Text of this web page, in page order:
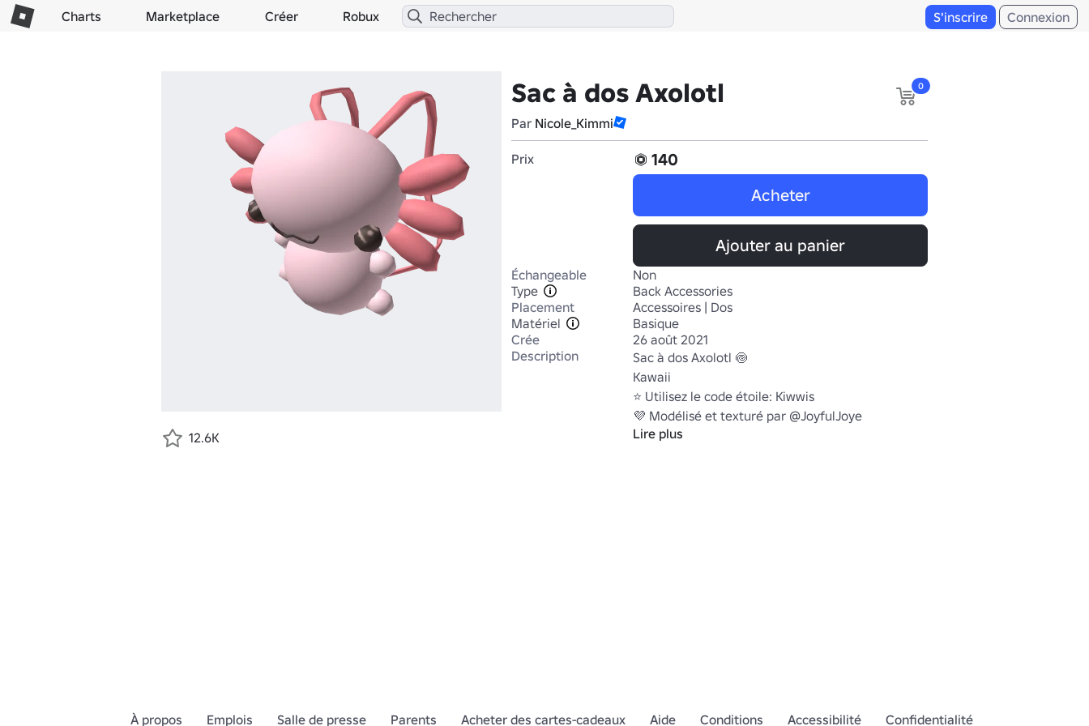
Charts Marketplace Créer Robux S'inscrire Connexion
Sac à dos Axolotl
Par Nicole_Kimmi
0
Prix
140
Acheter
Ajouter au panier
Échangeable
Non
Type
Back Accessories
Placement
Accessoires | Dos
Matériel
Basique
Crée
26 août 2021
Description
Sac à dos Axolotl 🍥
Kawaii
⭐ Utilisez le code étoile: Kiwwis
💜 Modélisé et texturé par @JoyfulJoye
""
Lire plus
12.6K
À propos Emplois Salle de presse Parents Acheter des cartes-cadeaux Aide Conditions Accessibilité Confidentialité